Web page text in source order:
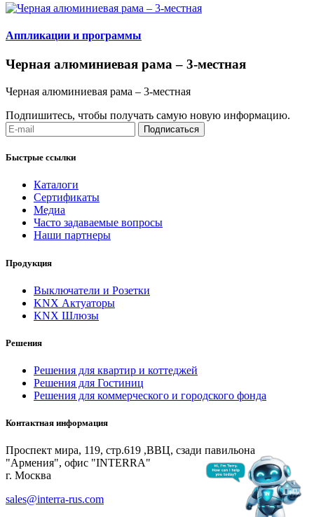
Аппликации и программы
Черная алюминиевая рама – 3-местная
Черная алюминиевая рама – 3-местная
Подпишитесь, чтобы получать самую новую информацию.
Подписаться
Быстрые ссылки
Каталоги
Сертификаты
Медиа
Часто задаваемые вопросы
Наши партнеры
Продукция
Выключатели и Розетки
KNX Актуаторы
KNX Шлюзы
Решения
Решения для квартир и коттеджей
Решения для Гостиниц
Решения для коммерческого и городского фонда
Контактная информация
Проспект мира, 119, стр.619 ,ВВЦ, сзади павильона
"Армения", офис "INTERRA"
г. Москва
sales@interra-rus.com